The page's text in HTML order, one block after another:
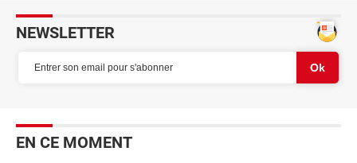
NEWSLETTER
EN CE MOMENT